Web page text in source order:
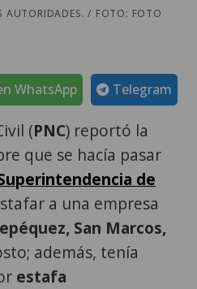
AUTORIDADES. / FOTO: FOTO
Telegram
WhatsApp
(PNC) reportó la
que se hacía pasar
de
a una empresa
San Marcos,
además, tenía
estafa